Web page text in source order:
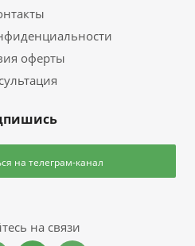
оферты
на телеграм-канал
на связи